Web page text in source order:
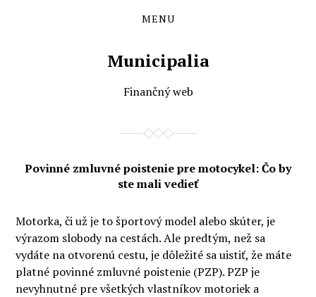
MENU
Municipalia
Finančný web
Povinné zmluvné poistenie pre motocykel: Čo by
ste mali vedieť
Motorka, či už je to športový model alebo skúter, je
výrazom slobody na cestách. Ale predtým, než sa
vydáte na otvorenú cestu, je dôležité sa uistiť, že máte
platné povinné zmluvné poistenie (PZP). PZP je
nevyhnutné pre všetkých vlastníkov motoriek a